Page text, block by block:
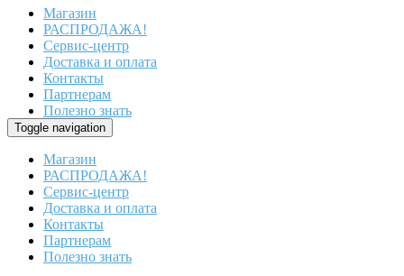
Магазин
РАСПРОДАЖА!
Сервис-центр
Доставка и оплата
Контакты
Партнерам
Полезно знать
Toggle navigation
Магазин
РАСПРОДАЖА!
Сервис-центр
Доставка и оплата
Контакты
Партнерам
Полезно знать